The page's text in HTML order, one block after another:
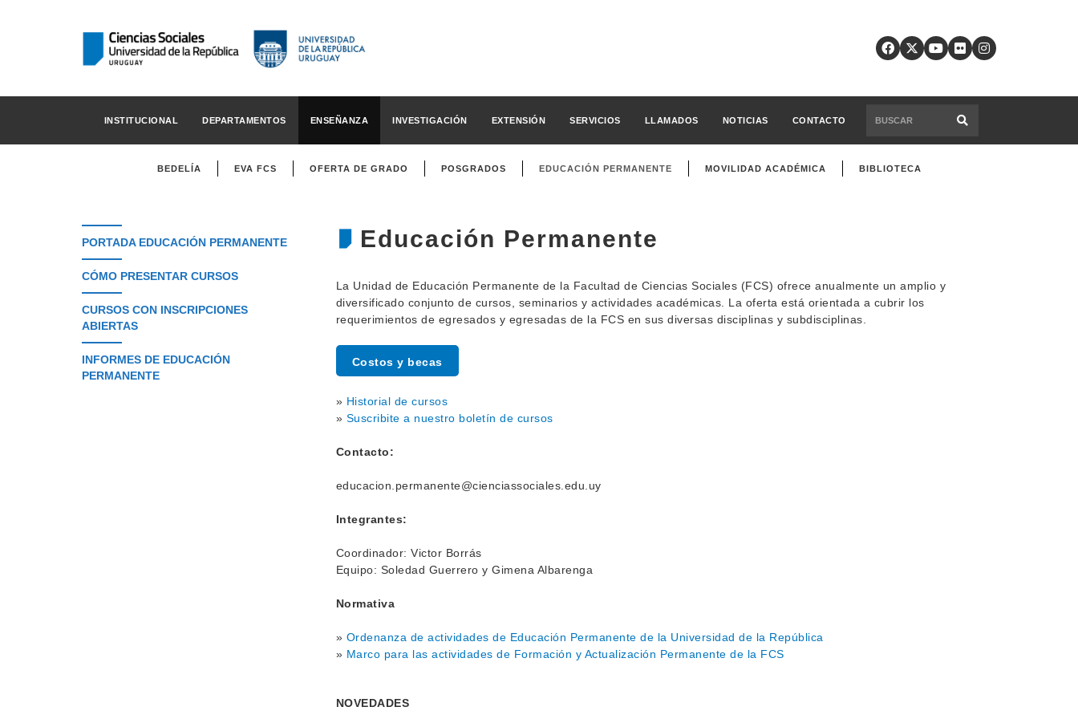
INSTITUCIONAL DEPARTAMENTOS ENSEÑANZA INVESTIGACIÓN EXTENSIÓN SERVICIOS LLAMADOS NOTICIAS CONTACTO
BEDELÍA EVA FCS OFERTA DE GRADO POSGRADOS EDUCACIÓN PERMANENTE MOVILIDAD ACADÉMICA BIBLIOTECA
PORTADA EDUCACIÓN PERMANENTE
CÓMO PRESENTAR CURSOS
CURSOS CON INSCRIPCIONES
ABIERTAS
INFORMES DE EDUCACIÓN
PERMANENTE
Educación Permanente
La Unidad de Educación Permanente de la Facultad de Ciencias Sociales (FCS) ofrece anualmente un amplio y
diversificado conjunto de cursos, seminarios y actividades académicas. La oferta está orientada a cubrir los
requerimientos de egresados y egresadas de la FCS en sus diversas disciplinas y subdisciplinas.
Costos y becas
» Historial de cursos
» Suscribite a nuestro boletín de cursos
Contacto:
educacion.permanente@cienciassociales.edu.uy
Integrantes:
Coordinador: Victor Borrás
Equipo: Soledad Guerrero y Gimena Albarenga
Normativa
» Ordenanza de actividades de Educación Permanente de la Universidad de la República
» Marco para las actividades de Formación y Actualización Permanente de la FCS
NOVEDADES